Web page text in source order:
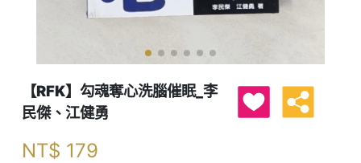
【RFK】勾魂奪心洗腦催眠_李
民傑、江健勇
NT$ 179